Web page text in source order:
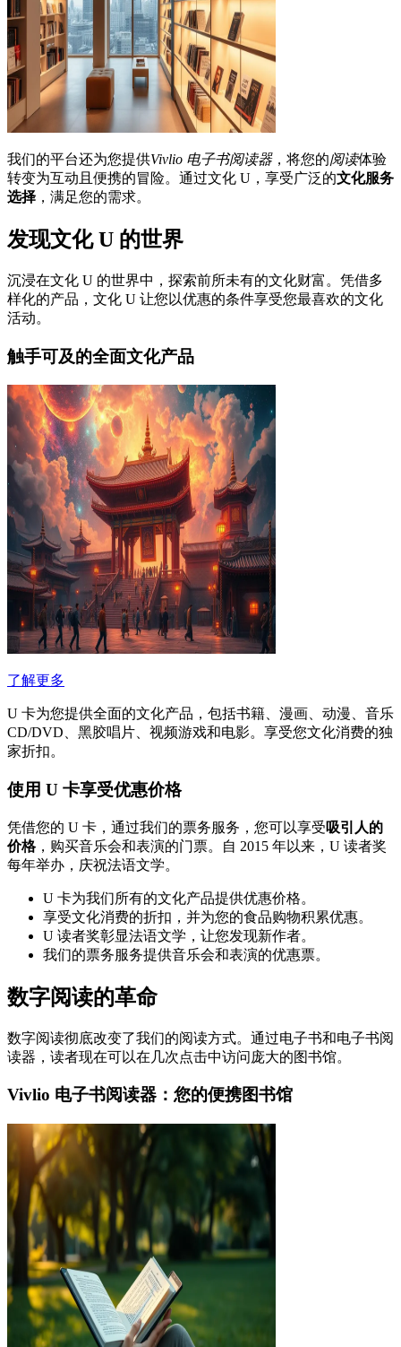
我们的平台还为您提供Vivlio 电子书阅读器，将您的阅读体验
转变为互动且便携的冒险。通过文化 U，享受广泛的文化服务
选择 ，满足您的需求。
发现文化 U 的世界
沉浸在文化 U 的世界中，探索前所未有的文化财富。凭借多
样化的产品，文化 U 让您以优惠的条件享受您最喜欢的文化
活动。
触手可及的全面文化产品
了解更多
U 卡为您提供全面的文化产品，包括书籍、漫画、动漫、音乐
CD/DVD、黑胶唱片、视频游戏和电影。享受您文化消费的独
家折扣。
使用 U 卡享受优惠价格
凭借您的 U 卡，通过我们的票务服务，您可以享受吸引人的
价格，购买音乐会和表演的门票。自 2015 年以来，U 读者奖
每年举办，庆祝法语文学。
U 卡为我们所有的文化产品提供优惠价格。
享受文化消费的折扣，并为您的食品购物积累优惠。
U 读者奖彰显法语文学，让您发现新作者。
我们的票务服务提供音乐会和表演的优惠票。
数字阅读的革命
数字阅读彻底改变了我们的阅读方式。通过电子书和电子书阅
读器，读者现在可以在几次点击中访问庞大的图书馆。
Vivlio 电子书阅读器：您的便携图书馆